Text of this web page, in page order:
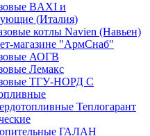
BAXI и
(Италия)
котлы Navien (Навьен)
магазине "АрмСнаб"
АОГВ
Лемакс
ТГУ-НОРД С
Теплогарант
ГАЛАН